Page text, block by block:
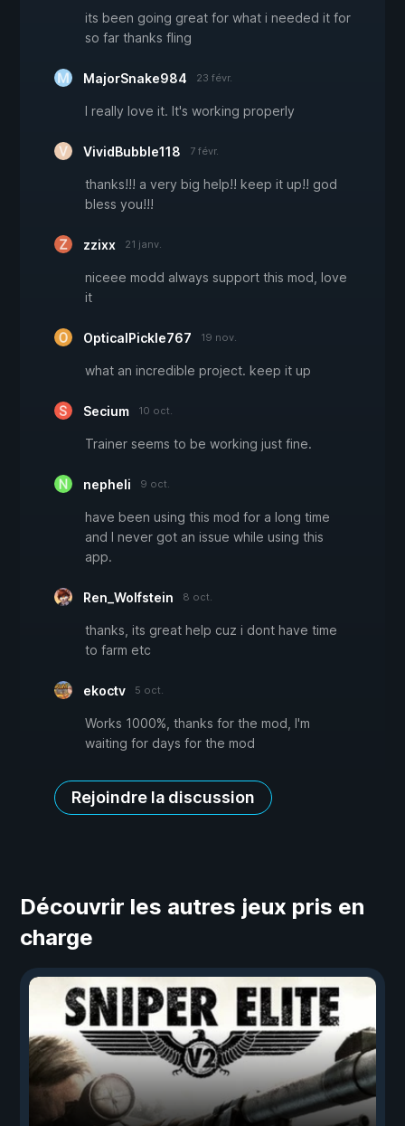
its been going great for what i needed it for
so far thanks fling
MajorSnake984 23 févr.
I really love it. It's working properly
VividBubble118 7 févr.
thanks!!! a very big help!! keep it up!! god
bless you!!!
zzixx 21 janv.
niceee modd always support this mod, love
it
OpticalPickle767 19 nov.
what an incredible project. keep it up
Secium 10 oct.
Trainer seems to be working just fine.
nepheli 9 oct.
have been using this mod for a long time
and I never got an issue while using this
app.
Ren_Wolfstein 8 oct.
thanks, its great help cuz i dont have time
to farm etc
ekoctv 5 oct.
Works 1000%, thanks for the mod, I'm
waiting for days for the mod
Rejoindre la discussion
Découvrir les autres jeux pris en
charge